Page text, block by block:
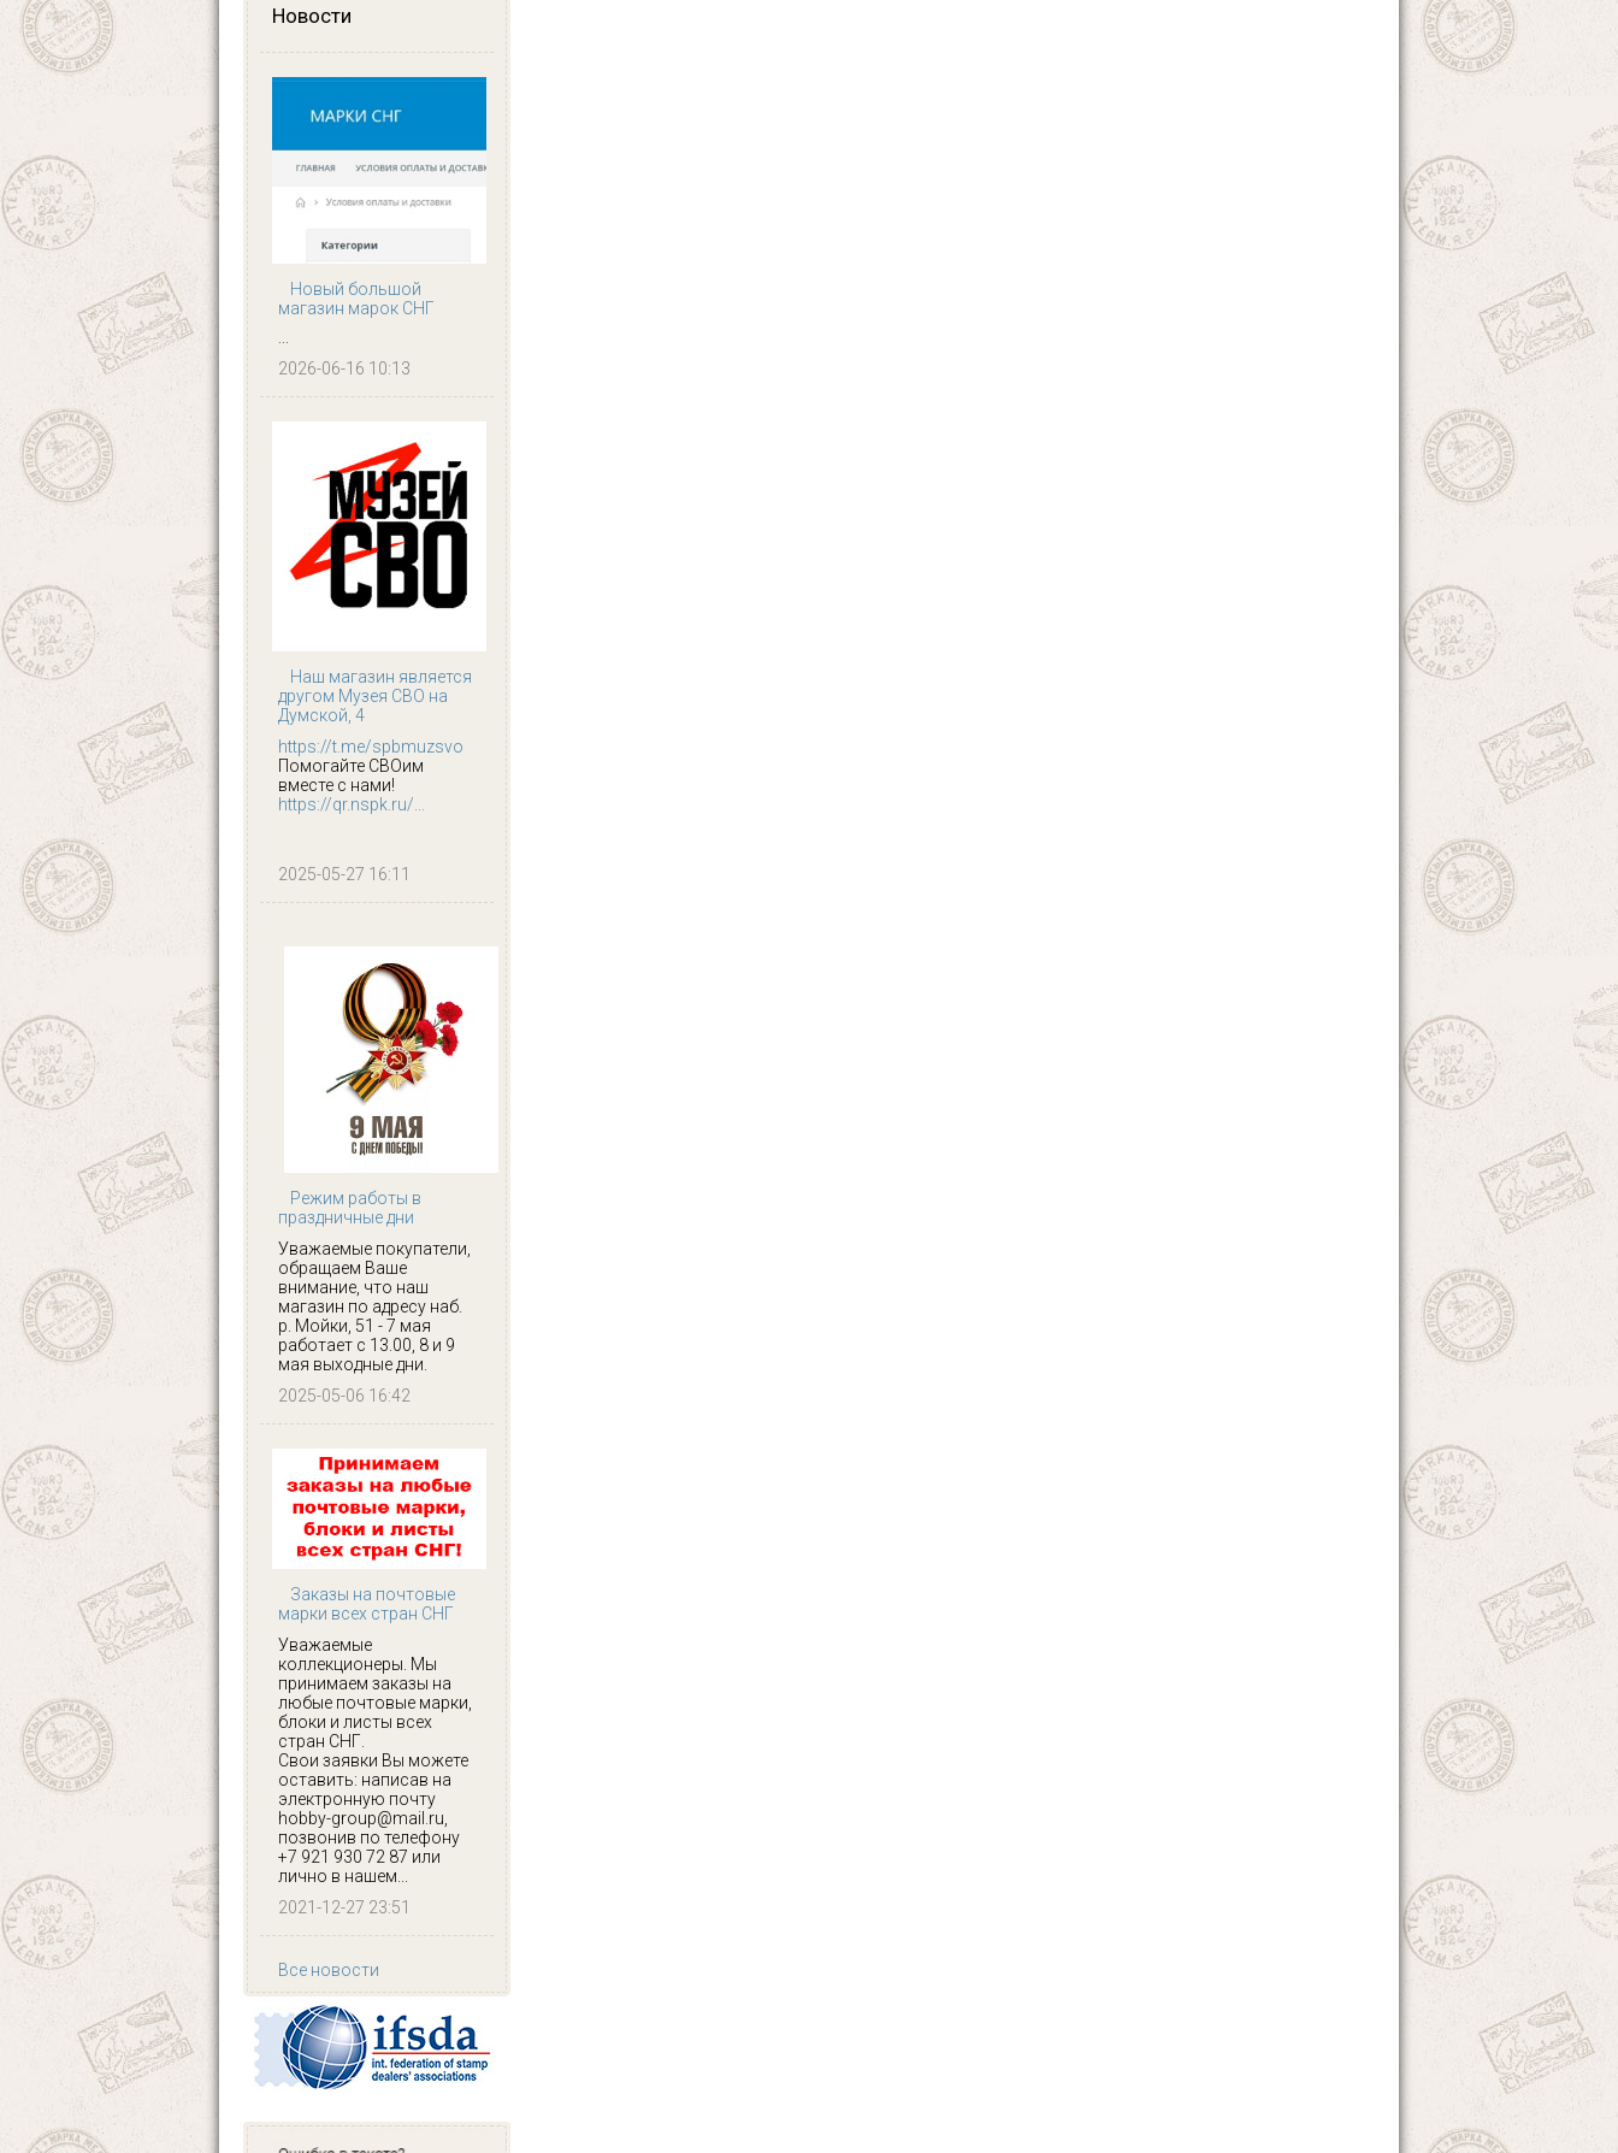
Новости
Новый большой
магазин марок СНГ
...
2026-06-16 10:13
Наш магазин является
другом Музея СВО на
Думской, 4
https://t.me/spbmuzsvo
Помогайте СВОим
вместе с нами!
https://qr.nspk.ru/...
2025-05-27 16:11
Режим работы в
праздничные дни
Уважаемые покупатели,
обращаем Ваше
внимание, что наш
магазин по адресу наб.
р. Мойки, 51 - 7 мая
работает с 13.00, 8 и 9
мая выходные дни.
2025-05-06 16:42
Заказы на почтовые
марки всех стран СНГ
Уважаемые
коллекционеры. Мы
принимаем заказы на
любые почтовые марки,
блоки и листы всех
стран СНГ.
Свои заявки Вы можете
оставить: написав на
электронную почту
hobby-group@mail.ru,
позвонив по телефону
+7 921 930 72 87 или
лично в нашем...
2021-12-27 23:51
Все новости